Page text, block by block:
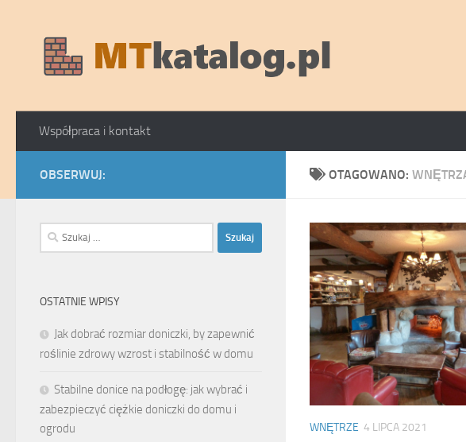
Współpraca i kontakt
OTAGOWANO:
WNĘTRZE 4 LIPCA 2021
OBSERWUJ:
Szukaj:
OSTATNIE WPISY
Jak dobrać rozmiar doniczki, by zapewnić
roślinie zdrowy wzrost i stabilność w domu
Stabilne donice na podłogę: jak wybrać i
zabezpieczyć ciężkie doniczki do domu i
ogrodu